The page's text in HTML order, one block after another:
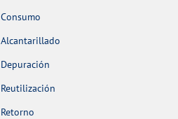
Consumo
Alcantarillado
Depuración
Reutilización
Retorno